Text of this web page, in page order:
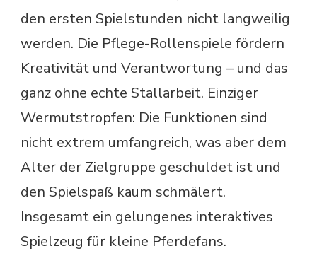
den ersten Spielstunden nicht langweilig
werden. Die Pflege-Rollenspiele fördern
Kreativität und Verantwortung – und das
ganz ohne echte Stallarbeit. Einziger
Wermutstropfen: Die Funktionen sind
nicht extrem umfangreich, was aber dem
Alter der Zielgruppe geschuldet ist und
den Spielspaß kaum schmälert.
Insgesamt ein gelungenes interaktives
Spielzeug für kleine Pferdefans.